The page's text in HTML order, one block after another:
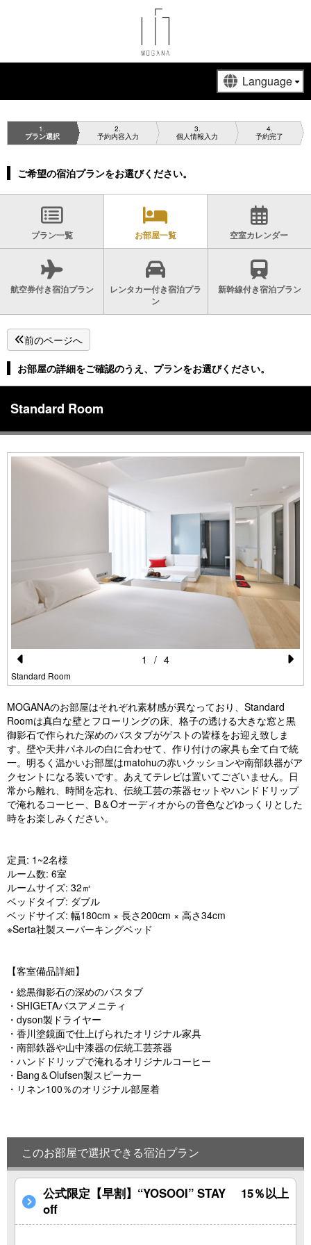
1
プラン選択
2
予約内容入力
3
個人情報入力
4
予約完了
ご希望の宿泊プランをお選びください。
プラン一覧 お部屋一覧 空室カレンダー
航空券付き宿泊プラン
レンタカー付き宿泊プラ
ン
新幹線付き宿泊プラン
前のページへ
お部屋の詳細をご確認のうえ、プランをお選びください。
Standard Room
Pr
vi
o
u
s
Standard Room
xt
1 / 4
MOGANAのお部屋はそれぞれ素材感が異なっており、Standard
Roomは真白な壁とフローリングの床、格子の透ける大きな窓と黒
御影石で作られた深めのバスタブがゲストの皆様をお迎え致しま
す。壁や天井パネルの白に合わせて、作り付けの家具も全て白で統
一。明るく温かいお部屋はmatohuの赤いクッションや南部鉄器がア
クセントになる装いです。あえてテレビは置いてございません。日
常から離れ、時間を忘れ、伝統工芸の茶器セットやハンドドリップ
で淹れるコーヒー、B＆Oオーディオからの音色などゆっくりとした
時をお楽しみください。
定員: 1~2名様
ルーム数: 6室
ルームサイズ: 32㎡
ベッドタイプ: ダブル
ベッドサイズ: 幅180cm × 長さ200cm × 高さ34cm
※Serta社製スーパーキングベッド
【客室備品詳細】
・総黒御影石の深めのバスタブ
・SHIGETAバスアメニティ
・dyson製ドライヤー
・香川塗鏡面で仕上げられたオリジナル家具
・南部鉄器や山中漆器の伝統工芸茶器
・ハンドドリップで淹れるオリジナルコーヒー
・Bang＆Olufsen製スピーカー
・リネン100％のオリジナル部屋着
このお部屋で選択できる宿泊プラン
公式限定【早割】“YOSOOI” STAY 15％以上
off